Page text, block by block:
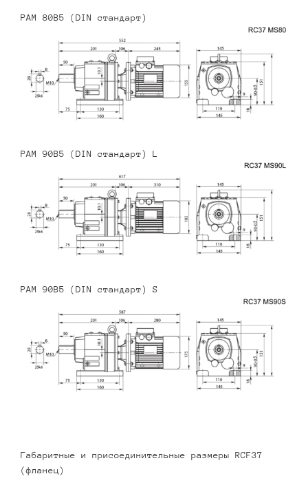
PAM 80B5 (DIN стандарт)
PAM 90B5 (DIN стандарт) L
PAM 90B5 (DIN стандарт) S
Габаритные и присоединительные размеры RCF37
(фланец)